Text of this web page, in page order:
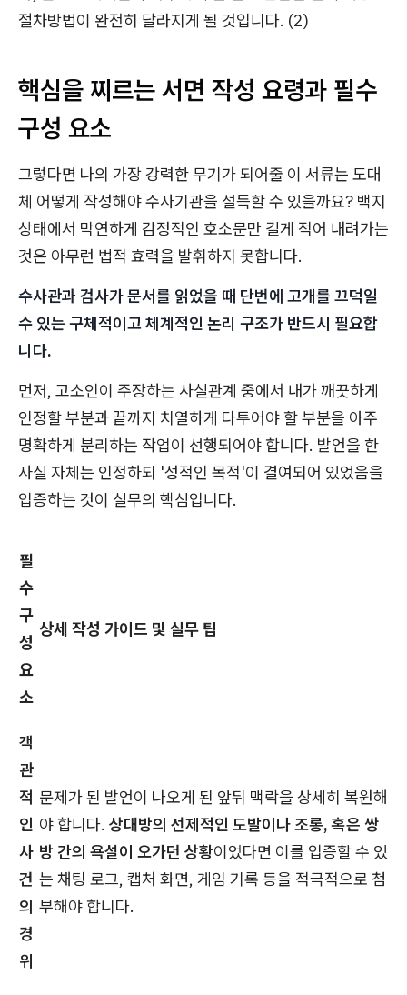
절차방법이 완전히 달라지게 될 것입니다. (2)
핵심을 찌르는 서면 작성 요령과 필수
구성 요소
그렇다면 나의 가장 강력한 무기가 되어줄 이 서류는 도대
체 어떻게 작성해야 수사기관을 설득할 수 있을까요? 백지
상태에서 막연하게 감정적인 호소문만 길게 적어 내려가는
것은 아무런 법적 효력을 발휘하지 못합니다.
수사관과 검사가 문서를 읽었을 때 단번에 고개를 끄덕일
수 있는 구체적이고 체계적인 논리 구조가 반드시 필요합
니다.
먼저, 고소인이 주장하는 사실관계 중에서 내가 깨끗하게
인정할 부분과 끝까지 치열하게 다투어야 할 부분을 아주
명확하게 분리하는 작업이 선행되어야 합니다. 발언을 한
사실 자체는 인정하되 '성적인 목적'이 결여되어 있었음을
입증하는 것이 실무의 핵심입니다.
필
수
구
성
요
소
상세 작성 가이드 및 실무 팁
객
관
적
인
사
건
의
경
위
문제가 된 발언이 나오게 된 앞뒤 맥락을 상세히 복원해
야 합니다. 상대방의 선제적인 도발이나 조롱, 혹은 쌍
방 간의 욕설이 오가던 상황이었다면 이를 입증할 수 있
는 채팅 로그, 캡처 화면, 게임 기록 등을 적극적으로 첨
부해야 합니다.